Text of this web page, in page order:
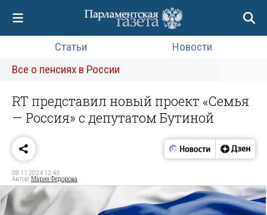
Статьи
Новости
Все о пенсиях в России
RT представил новый проект «Семья
— Россия» с депутатом Бутиной
08.11.2024 12:43
Автор: Мария Федорова